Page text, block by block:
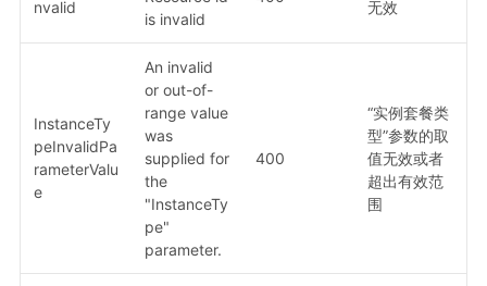
nvalid
is invalid
无效
InstanceTy
peInvalidPa
rameterValu
e
An invalid
or out-of-
range value
was
supplied for
the
"InstanceTy
pe"
parameter.
400
“实例套餐类
型”参数的取
值无效或者
超出有效范
围